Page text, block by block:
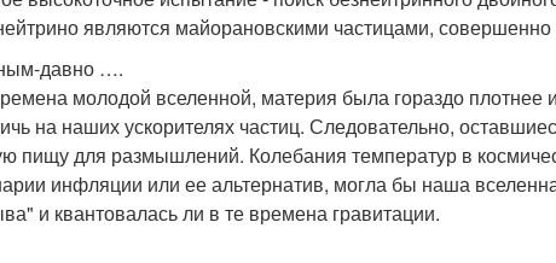
являются майорановскими частицами,
давно ….
молодой вселенной, материя была гораздо плотнее
на наших ускорителях частиц. Следовательно,
пищу для размышлений. Колебания температур в
инфляции или ее альтернатив, могла бы наша
и квантовалась ли в те времена гравитации.